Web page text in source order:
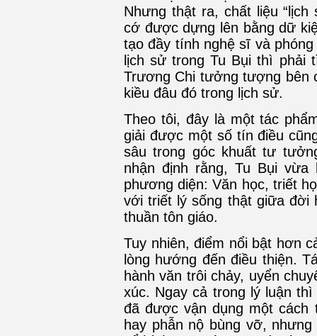
Nhưng thật ra, chất liệu
cớ được dựng lên bằng dữ
tạo đầy tính nghệ sĩ và
lịch sử trong Tu Bụi thì phải
Trương Chi tưởng tượng bên
kiều đâu đó trong lịch sử.
Theo tôi, đây là một tác
giải được một số tín điều
sâu trong góc khuất tư
nhận định rằng, Tu Bụi
phương diện: Văn học, triết
với triết lý sống thật giữa đời
thuần tôn giáo.
Tuy nhiên, điểm nổi bật hơn
lòng hướng đến điều thiện.
hành văn trôi chảy, uyển
xúc. Ngay cả trong lý luận
đã được vận dụng một cách
hay phẫn nộ bùng vỡ,